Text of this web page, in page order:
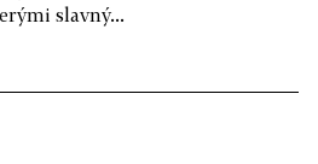
slavný...